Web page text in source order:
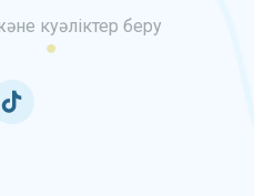
куәліктер беру